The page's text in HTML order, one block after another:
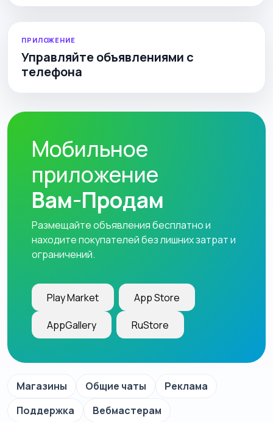
ПРИЛОЖЕНИЕ
Управляйте объявлениями с
телефона
Мобильное
приложение
Вам-Продам
Размещайте объявления бесплатно и
находите покупателей без лишних затрат и
ограничений.
Play Market App Store
AppGallery RuStore
Магазины Общие чаты
Реклама
Поддержка
Вебмастерам